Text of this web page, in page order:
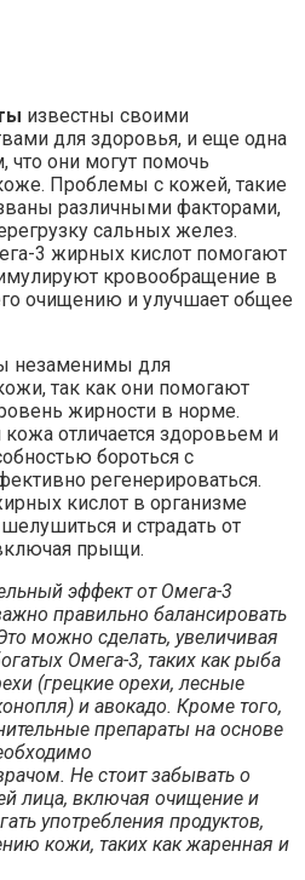
известны своими
для здоровья, и еще одна
что они могут помочь
Проблемы с кожей, такие
различными факторами,
сальных желез.
3 жирных кислот помогают
кровообращение в
очищению и улучшает общее
незаменимы для
так как они помогают
жирности в норме.
отличается здоровьем и
бороться с
регенерироваться.
кислот в организме
и страдать от
прыщи.
эффект от Омега-3
правильно балансировать
можно сделать, увеличивая
Омега-3, таких как рыба
(грецкие орехи, лесные
и авокадо. Кроме того,
препараты на основе
Не стоит забывать о
лица, включая очищение и
употребления продуктов,
кожи, таких как жаренная и